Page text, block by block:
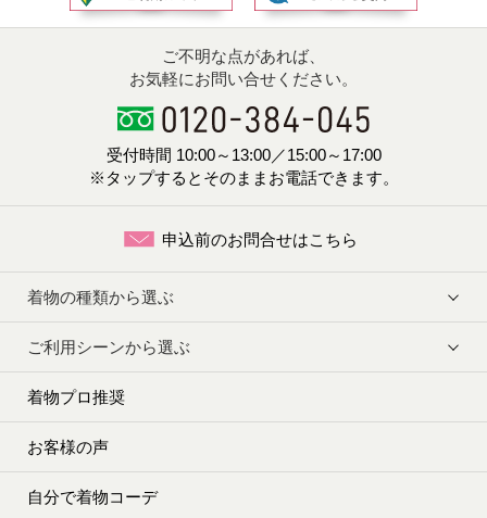
ご不明な点があれば、
お気軽にお問い合せください。
受付時間 10:00～13:00／15:00～17:00
※タップするとそのままお電話できます。
申込前のお問合せはこちら
着物の種類から選ぶ
ご利用シーンから選ぶ
着物プロ推奨
お客様の声
自分で着物コーデ